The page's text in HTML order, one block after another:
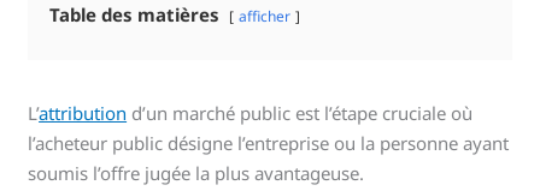
Table des matières afficher
L’attribution d’un marché public est l’étape cruciale où
l’acheteur public désigne l’entreprise ou la personne ayant
soumis l’offre jugée la plus avantageuse.